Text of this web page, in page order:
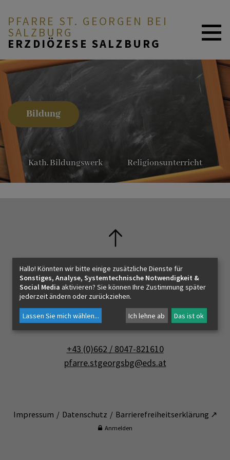
PFARRE ST. GEORGEN BEI
SALZBURG
ERZDIÖZESE SALZBURG
BEGEGNEN
FEIERN
ENGAGIEREN
Kinder
Jugendliche
Bildung
Katholisches Bildungswerk
Religionsunterricht
Bildung
Kath. Bildungswerk Religionsunterricht
Pfarre St. Georgen bei Salzburg
Pfarrhofstraße 1
5113 St. Georgen bei Salzburg
+43 (0)662 / 8047-821610
pfarre.stgeorgsbg@eds.at
Impressum Datenschutz Barrierefreiheitserklärung ↗
Anmelden
Hallo! Könnten wir bitte einige zusätzliche Dienste für
Sonstiges, Analyse, Systemtechnische Notwendigkeit &
Social Media aktivieren? Sie können Ihre Zustimmung später
jederzeit ändern oder zurückziehen.
Lassen Sie mich wählen... Ich lehne ab Das ist ok